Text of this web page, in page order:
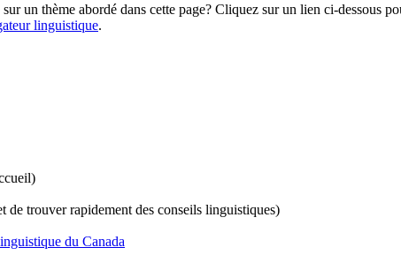
un thème abordé dans cette page? Cliquez sur un lien ci-
linguistique.
de trouver rapidement des conseils linguistiques)
du Canada